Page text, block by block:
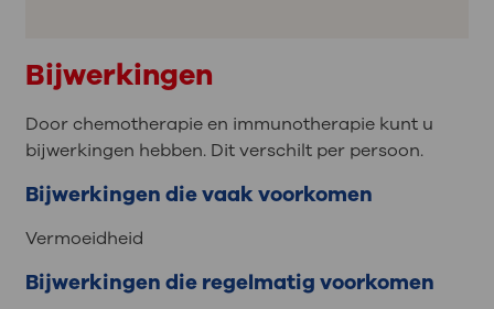
Bijwerkingen
Door chemotherapie en immunotherapie kunt u
bijwerkingen hebben. Dit verschilt per persoon.
Bijwerkingen die vaak voorkomen
Vermoeidheid
Bijwerkingen die regelmatig voorkomen